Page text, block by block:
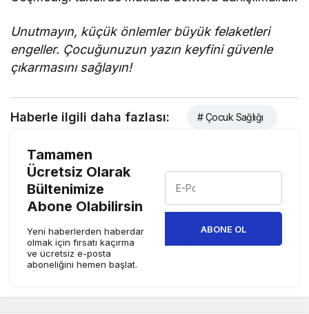
Unutmayın, küçük önlemler büyük felaketleri
engeller. Çocuğunuzun yazın keyfini güvenle
çıkarmasını sağlayın!
Haberle ilgili daha fazlası: # Çocuk Sağlığı
Tamamen
Ücretsiz Olarak
Bültenimize
Abone Olabilirsin
Yeni haberlerden haberdar
olmak için fırsatı kaçırma
ve ücretsiz e-posta
aboneliğini hemen başlat.
ABONE OL